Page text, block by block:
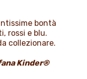
bontà
rossi e blu.
collezionare.
Kinder®